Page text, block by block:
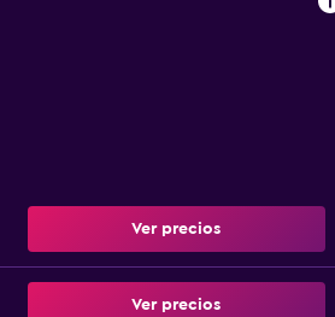
Ver precios
Ver precios